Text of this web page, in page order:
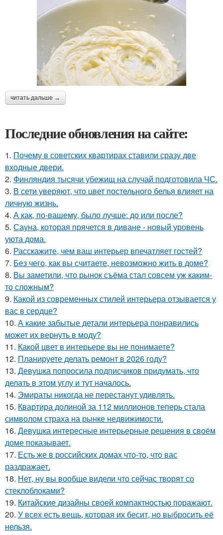
читать дальше →
Последние обновления на сайте:
1. Почему в советских квартирах ставили сразу две
входные двери.
2. Финляндия тысячи убежищ на случай подготовила ЧС.
3. В сети уверяют, что цвет постельного белья влияет на
личную жизнь.
4. А как, по-вашему, было лучше: до или после?
5. Сауна, которая прячется в диване - новый уровень
уюта дома.
6. Расскажите, чем ваш интерьер впечатляет гостей?
7. Без чего, как вы считаете, невозможно жить в доме?
8. Вы заметили, что рынок съёма стал совсем уж каким-
то сложным?
9. Какой из современных стилей интерьера отзывается у
вас в сердце?
10. А какие забытые детали интерьера понравились
может их вернуть в моду?
11. Какой цвет в интерьере вы не понимаете?
12. Планируете делать ремонт в 2026 году?
13. Девушка попросила подписчиков придумать, что
делать в этом углу и тут началось.
14. Эмираты никогда не перестанут удивлять.
15. Квартира долиной за 112 миллионов теперь стала
символом страха на рынке недвижимости.
16. Девушка интересные интерьерные решения в своём
доме показывает.
17. Есть же в российских домах что-то, что вас
раздражает.
18. Нет, ну вы вообще видели что сейчас творят со
стеклоблоками?
19. Китайские дизайны своей компактностью поражают.
20. У всех есть вещь, которая их бесит, но выбросить её
нельзя.